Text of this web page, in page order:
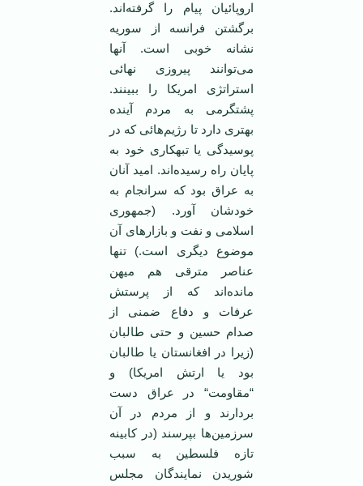
اروپائيان پيام را گرفته‌اند.
برگشتن فرانسه از سوريه
نشانه خوبی است. آنها
می‌توانند پيروزی نهائی
استراتژی امريکا را ببينند.
پشتگرمی به مردم آينده
بهتری دارد تا رژيم‌هائی که در
پوسيدگی يا تبهکاری خود به
پايان راه رسيده‌اند. اميد آنان
به عراق بود که سرانجام به
خودشان آورد. (جمهوری
اسلامی و نفت و بازارهای آن
موضوع ديگری است.) تنها
عناصر مترقی هم ميهن
مانده‌اند که از پرستش
عرفات و دفاع ضمنی از
صدام حسين و حتی طالبان
(زيرا در افغانستان يا طالبان
بود يا ارتش امريکا) و
“مقاومت“ در عراق دست
بردارند و از مردم در آن
سرزمين‌ها بپرسند (در کابينه
تازه فلسطين به سبب
شوريدن نمايندگان مجلس